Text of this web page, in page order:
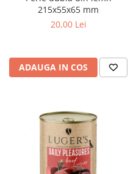
215x55x65 mm
20,00 Lei
ADAUGA IN COS